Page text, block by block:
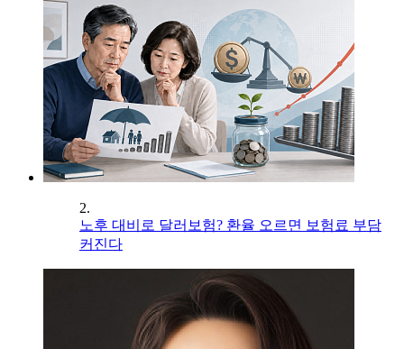
2.
노후 대비로 달러보험? 환율 오르면 보험료 부담
커진다